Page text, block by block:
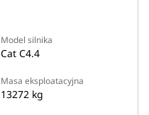
Model silnika
Cat C4.4
Masa eksploatacyjna
13272 kg